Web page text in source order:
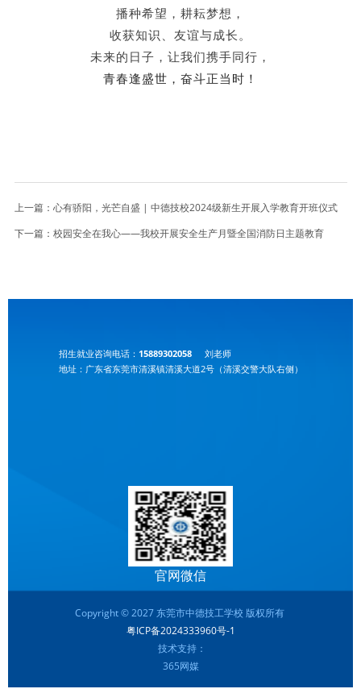
播种希望，耕耘梦想，
收获知识、友谊与成长。
未来的日子，让我们携手同行，
青春逢盛世，奋斗正当时！
上一篇： 心有骄阳，光芒自盛 | 中德技校2024级新生开展入学教育开班仪式
下一篇： 校园安全在我心——我校开展安全生产月暨全国消防日主题教育
招生就业咨询电话： 15889302058
刘老师
地址：广东省东莞市清溪镇清溪大道2号（清溪交警大队右侧）
官网微信
Copyright © 2027 东莞市中德技工学校 版权所有
粤ICP备2024333960号-1
技术支持：
365网媒